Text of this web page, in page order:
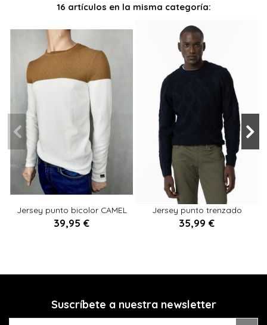
16 artículos en la misma categoría:
Jersey punto bicolor CAMEL
39,95 €
S L XL XXL
Añadir al carrito
Jersey punto trenzado
MARINO
35,99 €
XL
Añadir al carrito
Suscríbete a nuestra newsletter